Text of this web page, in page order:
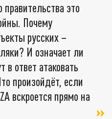
это
Почему
русских –
И означает ли
в ответ атаковать
произойдёт, если
вскроется прямо на